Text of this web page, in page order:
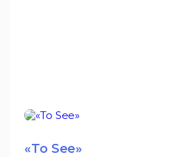
«To See»